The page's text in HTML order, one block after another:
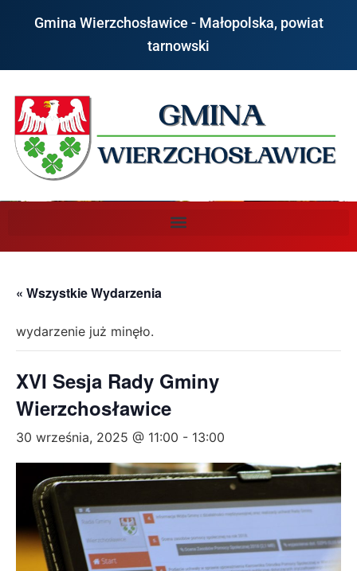
Gmina Wierzchosławice - Małopolska, powiat
tarnowski
« Wszystkie Wydarzenia
wydarzenie już minęło.
XVI Sesja Rady Gminy
Wierzchosławice
30 września, 2025 @ 11:00 - 13:00